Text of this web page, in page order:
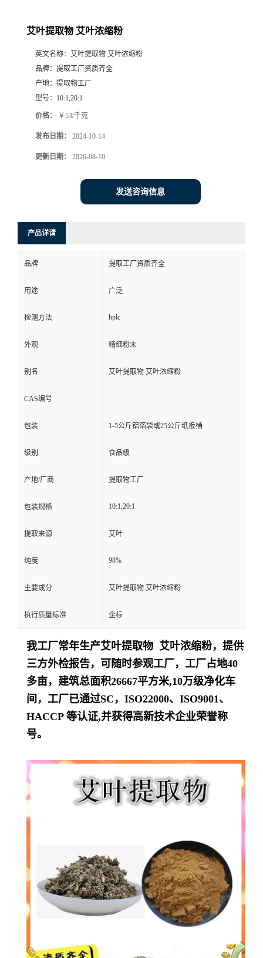
艾叶提取物 艾叶浓缩粉
英文名称： 艾叶提取物 艾叶浓缩粉
品牌： 提取工厂资质齐全
产地： 提取物工厂
型号： 10:1,20:1
价格： ￥53/千克
发布日期： 2024-10-14
更新日期： 2026-08-10
发送咨询信息
产品详请
品牌 提取工厂资质齐全
用途 广泛
检测方法 hplc
外观 精细粉末
别名 艾叶提取物 艾叶浓缩粉
CAS编号
包装 1-5公斤铝箔袋或25公斤纸板桶
级别 食品级
产地/厂商 提取物工厂
包装规格 10:1,20:1
提取来源 艾叶
纯度 98%
主要成分 艾叶提取物 艾叶浓缩粉
执行质量标准 企标
我工厂常年生产艾叶提取物 艾叶浓缩粉，提供
三方外检报告，可随时参观工厂，工厂占地40
多亩，建筑总面积26667平方米,10万级净化车
间，工厂已通过SC，ISO22000、ISO9001、
HACCP 等认证,并获得高新技术企业荣誉称
号。